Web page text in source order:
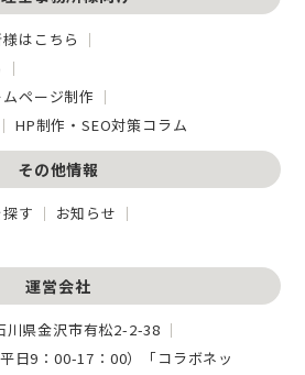
はこちら
ページ制作
HP制作・SEO対策コラム
その他情報
す
お知らせ
運営会社
川県金沢市有松2-2-38
平日9：00-17：00）「コラボネッ